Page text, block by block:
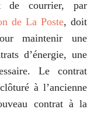
de courrier, par
de La Poste, doit
maintenir une
d’énergie, une
Le contrat
à l’ancienne
contrat à la